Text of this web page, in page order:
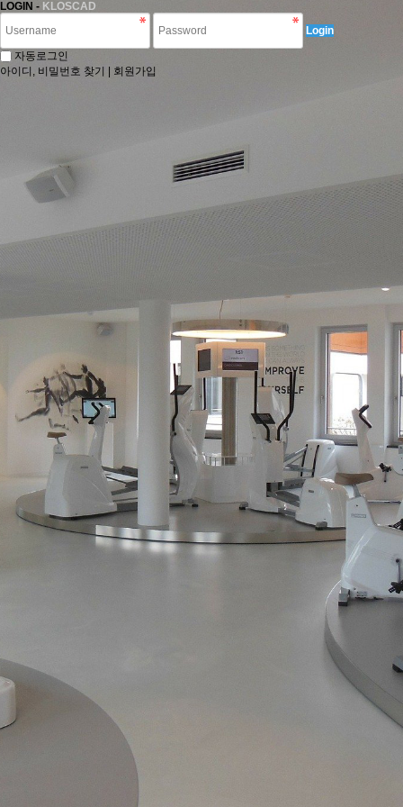
LOGIN - KLOSCAD
Login
자동로그인
아이디, 비밀번호 찾기
회원가입